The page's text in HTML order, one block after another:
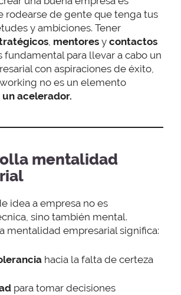
rodearse de gente que tenga tus
y ambiciones. Tener
, mentores y contactos
fundamental para llevar a cabo un
con aspiraciones de éxito,
no es un elemento
un acelerador.
mentalidad
idea a empresa no es
sino también mental.
mentalidad empresarial significa:
hacia la falta de certeza
para tomar decisiones